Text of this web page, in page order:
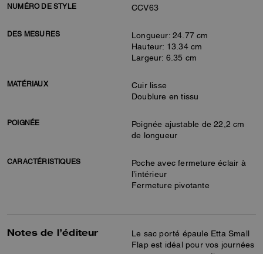
NUMÉRO DE STYLE CCV63
DES MESURES
Longueur: 24.77 cm
Hauteur: 13.34 cm
Largeur: 6.35 cm
MATÉRIAUX
Cuir lisse
Doublure en tissu
POIGNÉE
Poignée ajustable de 22,2 cm
de longueur
CARACTÉRISTIQUES
Poche avec fermeture éclair à
l’intérieur
Fermeture pivotante
Notes de l’éditeur
Le sac porté épaule Etta Small
Flap est idéal pour vos journées